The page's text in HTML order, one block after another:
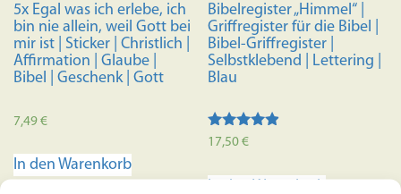
gewählt
werden
5x Egal was ich erlebe, ich
bin nie allein, weil Gott bei
mir ist | Sticker | Christlich |
Affirmation | Glaube |
Bibel | Geschenk | Gott
7,49€
In den Warenkorb
Bibelregister „Himmel“ |
Griffregister für die Bibel |
Bibel-Griffregister |
Selbstklebend | Lettering |
Blau
Bewertet
von 5
17,50€